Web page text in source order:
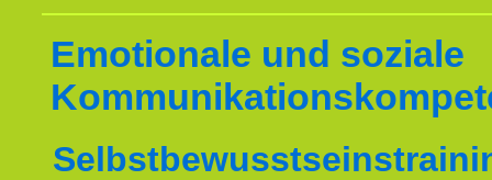
Emotionale und soziale